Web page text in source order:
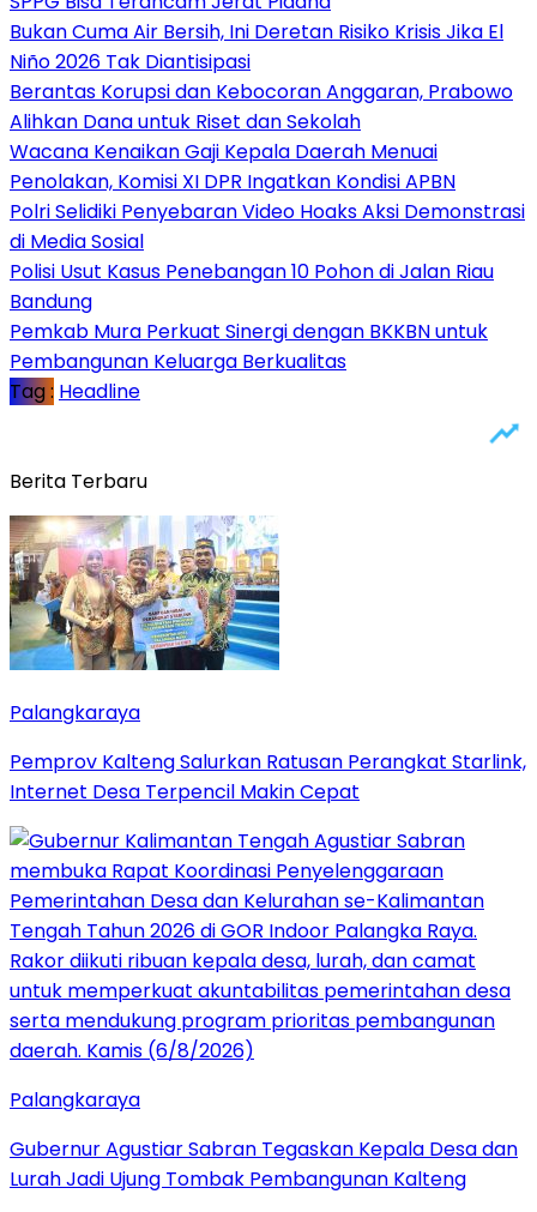
Bukan Cuma Air Bersih, Ini Deretan Risiko Krisis Jika El
Niño 2026 Tak Diantisipasi
Berantas Korupsi dan Kebocoran Anggaran, Prabowo
Alihkan Dana untuk Riset dan Sekolah
Wacana Kenaikan Gaji Kepala Daerah Menuai
Penolakan, Komisi XI DPR Ingatkan Kondisi APBN
Polri Selidiki Penyebaran Video Hoaks Aksi Demonstrasi
di Media Sosial
Polisi Usut Kasus Penebangan 10 Pohon di Jalan Riau
Bandung
Pemkab Mura Perkuat Sinergi dengan BKKBN untuk
Pembangunan Keluarga Berkualitas
Tag : Headline
Berita Terbaru
Palangkaraya
Pemprov Kalteng Salurkan Ratusan Perangkat Starlink,
Internet Desa Terpencil Makin Cepat
Palangkaraya
Gubernur Agustiar Sabran Tegaskan Kepala Desa dan
Lurah Jadi Ujung Tombak Pembangunan Kalteng